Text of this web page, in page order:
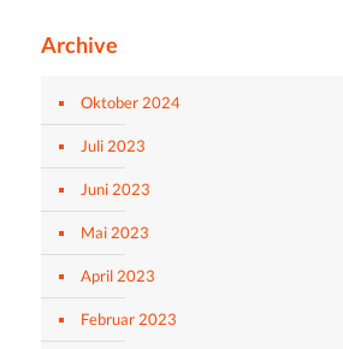
Archive
Oktober 2024
Juli 2023
Juni 2023
Mai 2023
April 2023
Februar 2023